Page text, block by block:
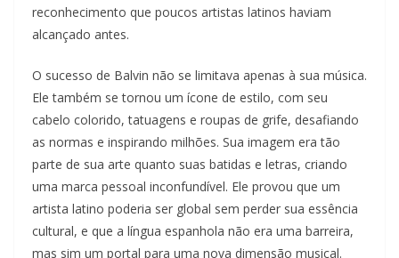
reconhecimento que poucos artistas latinos haviam
alcançado antes.
O sucesso de Balvin não se limitava apenas à sua música.
Ele também se tornou um ícone de estilo, com seu
cabelo colorido, tatuagens e roupas de grife, desafiando
as normas e inspirando milhões. Sua imagem era tão
parte de sua arte quanto suas batidas e letras, criando
uma marca pessoal inconfundível. Ele provou que um
artista latino poderia ser global sem perder sua essência
cultural, e que a língua espanhola não era uma barreira,
mas sim um portal para uma nova dimensão musical.